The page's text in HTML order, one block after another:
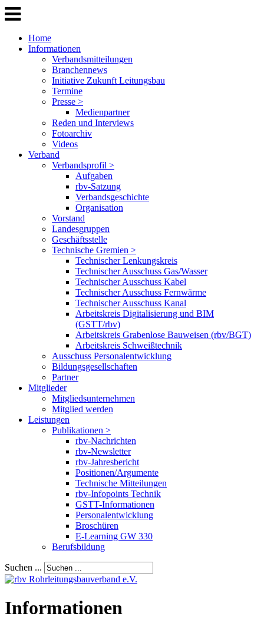
Home
Informationen
Verbandsmitteilungen
Branchennews
Initiative Zukunft Leitungsbau
Termine
Presse >
Medienpartner
Reden und Interviews
Fotoarchiv
Videos
Verband
Verbandsprofil >
Aufgaben
rbv-Satzung
Verbandsgeschichte
Organisation
Vorstand
Landesgruppen
Geschäftsstelle
Technische Gremien >
Technischer Lenkungskreis
Technischer Ausschuss Gas/Wasser
Technischer Ausschuss Kabel
Technischer Ausschuss Fernwärme
Technischer Ausschuss Kanal
Arbeitskreis Digitalisierung und BIM
(GSTT/rbv)
Arbeitskreis Grabenlose Bauweisen (rbv/BGT)
Arbeitskreis Schweißtechnik
Ausschuss Personalentwicklung
Bildungsgesellschaften
Partner
Mitglieder
Mitgliedsunternehmen
Mitglied werden
Leistungen
Publikationen >
rbv-Nachrichten
rbv-Newsletter
rbv-Jahresbericht
Positionen/Argumente
Technische Mitteilungen
rbv-Infopoints Technik
GSTT-Informationen
Personalentwicklung
Broschüren
E-Learning GW 330
Berufsbildung
Suchen ...
Informationen